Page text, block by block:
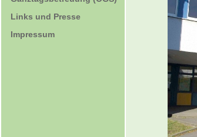
Links und Presse
Impressum